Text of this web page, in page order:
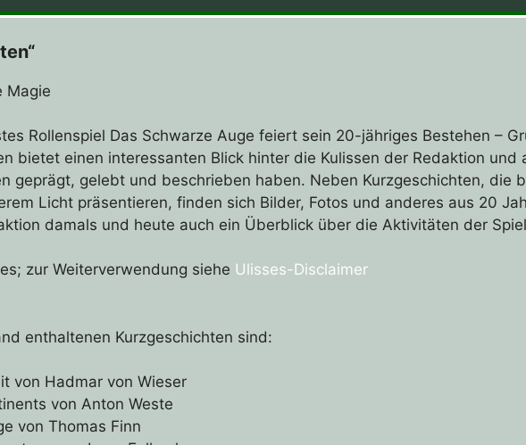
Magie
Rollenspiel Das Schwarze Auge feiert sein 20-jähriges Bestehen –
bietet einen interessanten Blick hinter die Kulissen der Redaktion und
geprägt, gelebt und beschrieben haben. Neben Kurzgeschichten, die
Licht präsentieren, finden sich Bilder, Fotos und anderes aus 20
damals und heute auch ein Überblick über die Aktivitäten der
zur Weiterverwendung siehe Ulisses-Disclaimer
enthaltenen Kurzgeschichten sind:
von Hadmar von Wieser
von Anton Weste
von Thomas Finn